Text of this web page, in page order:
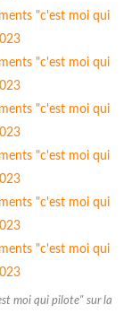
moi qui pilote" sur la